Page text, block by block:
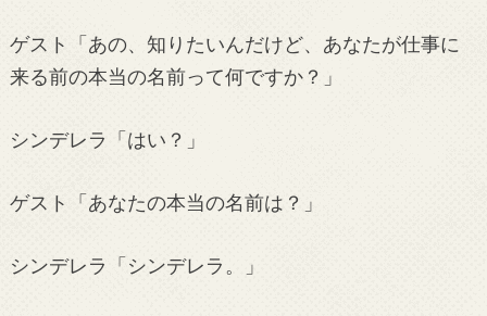
ゲスト「あの、知りたいんだけど、あなたが仕事に
来る前の本当の名前って何ですか？」
シンデレラ「はい？」
ゲスト「あなたの本当の名前は？」
シンデレラ「シンデレラ。」